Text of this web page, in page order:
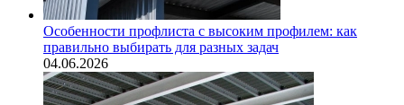
Особенности профлиста с высоким профилем: как
правильно выбирать для разных задач
04.06.2026